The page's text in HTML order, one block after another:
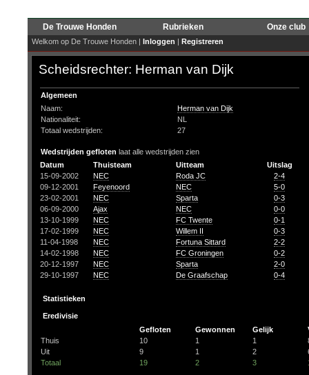
De Trouwe Honden Rubrieken Onze club
Welkom op De Trouwe Honden | Inloggen | Registreren
Scheidsrechter: Herman van Dijk
Algemeen
Naam:
Herman van Dijk
Nationaliteit:
NL
Totaal wedstrijden:
27
Wedstrijden gefloten laat alle wedstrijden zien
Datum
Thuisteam Uitteam
Uitslag
15-09-2002
NEC Roda JC
2-4
09-12-2001
Feyenoord NEC
5-0
23-02-2001
NEC Sparta
0-3
06-09-2000
Ajax NEC
0-0
13-10-1999
NEC FC Twente
0-1
17-02-1999
NEC Willem II
0-3
11-04-1998
NEC Fortuna Sittard
2-2
14-02-1998
NEC FC Groningen
0-2
20-12-1997
NEC Sparta
2-0
29-10-1997
NEC De Graafschap 0-4
Statistieken
Eredivisie
Gefloten
Gewonnen Gelijk
Thuis
10 1 1
Uit
9 1 2
Totaal
19 2 3